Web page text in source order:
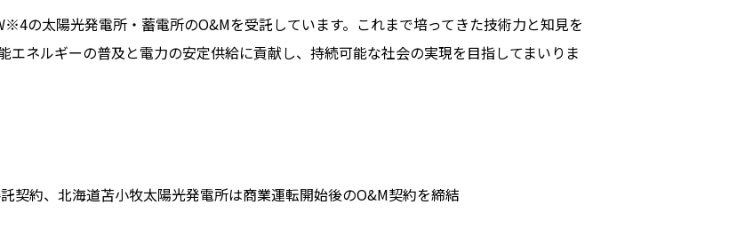
の太陽光発電所・蓄電所のO&Mを受託しています。これまで培ってきた技術力と知見を
エネルギーの普及と電力の安定供給に貢献し、持続可能な社会の実現を目指してまいりま
契約、北海道苫小牧太陽光発電所は商業運転開始後のO&M契約を締結